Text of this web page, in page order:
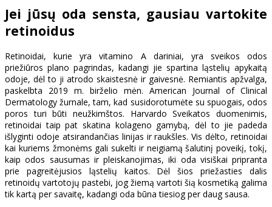
Jei jūsų oda sensta, gausiau vartokite
retinoidus
Retinoidai, kurie yra vitamino A dariniai, yra sveikos odos
priežiūros plano pagrindas, kadangi jie spartina ląstelių apykaitą
odoje, dėl to ji atrodo skaistesnė ir gaivesnė. Remiantis apžvalga,
paskelbta 2019 m. birželio mėn. American Journal of Clinical
Dermatology žurnale, tam, kad susidorotumėte su spuogais, odos
poros turi būti neužkimštos. Harvardo Sveikatos duomenimis,
retinoidai taip pat skatina kolageno gamybą, dėl to jie padeda
išlyginti odoje atsirandančias linijas ir raukšles. Vis dėlto, retinoidai
kai kuriems žmonėms gali sukelti ir neigiamą šalutinį poveikį, tokį,
kaip odos sausumas ir pleiskanojimas, iki oda visiškai pripranta
prie pagreitėjusios ląstelių kaitos. Dėl šios priežasties dalis
retinoidų vartotojų pastebi, jog žiemą vartoti šią kosmetiką galima
tik kartą per savaitę, kadangi oda būna tiesiog per daug sausa.